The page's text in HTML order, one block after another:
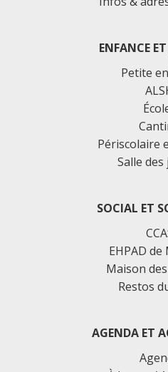
ENFANCE ET
Petite
Périscolaire
Salle des
SOCIAL ET
EHPAD de
Maison
Restos
AGENDA ET